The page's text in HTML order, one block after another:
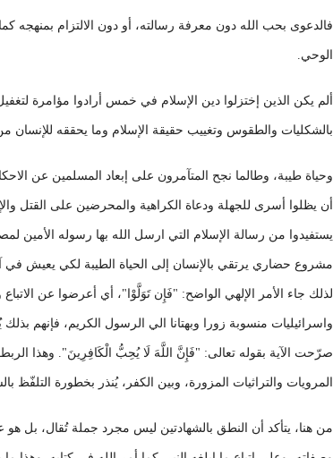
فالدعوى بحب الله دون معرفة رسالته، أو دون الالتزام بمنهجه
الوحي.
ألم يكن الذين إختزلوا دين الإسلام في خمس أرادوا مؤامرة
بالشكليات والطقوس وتغييب حقيقة الإسلام وما يحققه للإنسان
وحياة طيبة، وطالما نجح المتآمرون على إبعاد المسلمين عن
أن يظلوا أسرى للجهلة ودعاة الكراهية والمحرضين على القتل
يستفيدوا من رسالة الإسلام التي ارسل الله بها رسوله الأمين
مشروع حضاري يرتقي بالإنسان إلى الحياة الطيبة لكي يعيش في
لذلك جاء الأمر الإلهي الواضح: "فَإِن تَوَلَّوْا"، أي أعرضوا عن
واسرائيليات منسوبة زورا وبهتانا الي الرسول الكريم، فإنهم
صرّحت الآية بقوله تعالى: "فَإِنَّ اللَّهَ لَا يُحِبُّ الْكَافِرِينَ". وهذا
المرويات والتراثيات المزورة، وبين الكفر، يُنذر بخطورة التلفّظ
من هنا، يتأكد أن النطق بالشهادتين ليس مجرد جملة تُقال، بل هو